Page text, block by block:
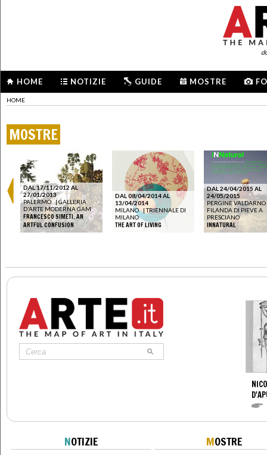
HOME NOTIZIE GUIDE MOSTRE
HOME
MOSTRE
DAL 17/11/2012 AL
27/01/2013
PALERMO |GALLERIA
D'ARTE MODERNA GAM
FRANCESCO SIMETI. AN
ARTFUL CONFUSION
DAL 08/04/2014 AL
13/04/2014
MILANO
|TRIENNALE DI
MILANO
THE ART OF LIVING
DAL 24/04/2015 AL
24/05/2015
PERGINE VALDARNO
FILANDA DI PIEVE A
PRESCIANO
INNATURAL
NOTIZIE MOSTRE